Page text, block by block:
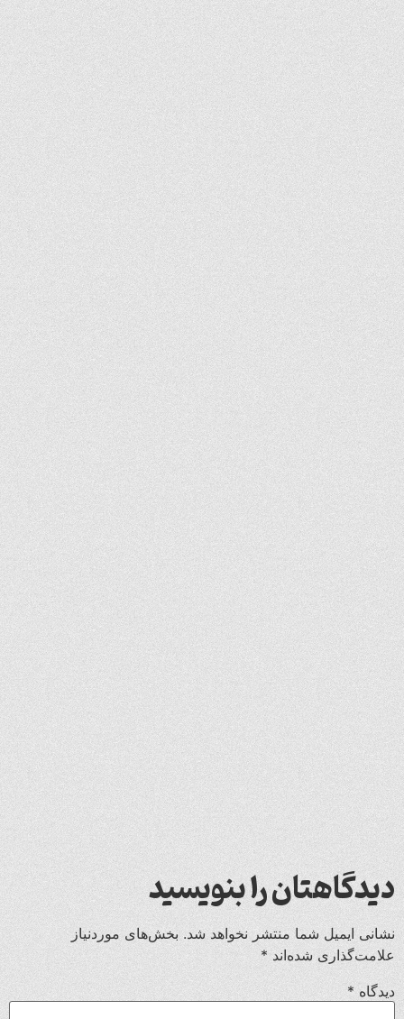
دیدگاهتان را بنویسید
نشانی ایمیل شما منتشر نخواهد شد. بخش‌های موردنیاز
علامت‌گذاری شده‌اند *
دیدگاه *